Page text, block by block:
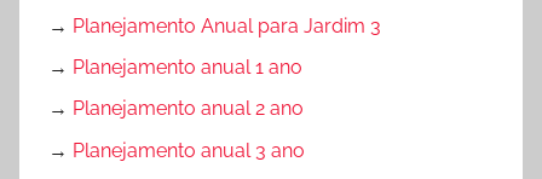
→ Planejamento Anual para Jardim 3
→ Planejamento anual 1 ano
→ Planejamento anual 2 ano
→ Planejamento anual 3 ano